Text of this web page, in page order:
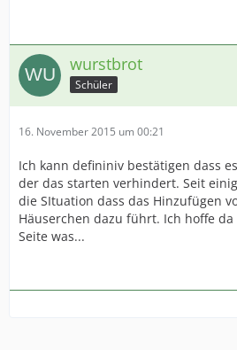
wurstbrot
Schüler
16. November 2015 um 00:21
Ich kann defininiv bestätigen dass
der das starten verhindert. Seit
die SItuation dass das Hinzufügen
Häuserchen dazu führt. Ich hoffe
Seite was...